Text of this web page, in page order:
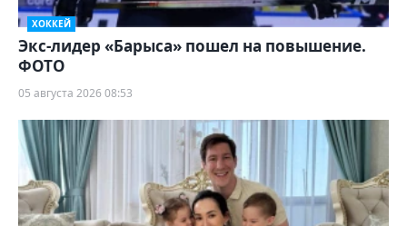
ХОККЕЙ
Экс-лидер «Барыса» пошел на повышение.
ФОТО
05 августа 2026 08:53